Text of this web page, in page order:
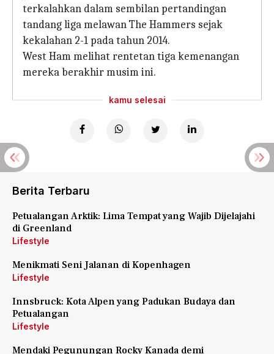
terkalahkan dalam sembilan pertandingan
tandang liga melawan The Hammers sejak
kekalahan 2-1 pada tahun 2014.
West Ham melihat rentetan tiga kemenangan
mereka berakhir musim ini.
kamu selesai
Berita Terbaru
Petualangan Arktik: Lima Tempat yang Wajib Dijelajahi
di Greenland
Lifestyle
Menikmati Seni Jalanan di Kopenhagen
Lifestyle
Innsbruck: Kota Alpen yang Padukan Budaya dan
Petualangan
Lifestyle
Mendaki Pegunungan Rocky Kanada demi